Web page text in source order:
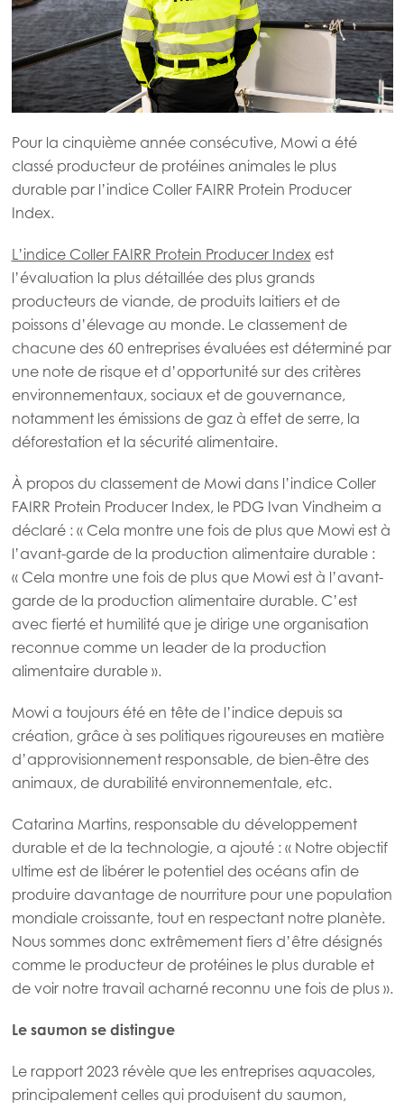
Mowi Global
Asia
Mowi China
Mowi Japan
Mowi Korea
Mowi Taiwan
Europe
Pour la cinquième année consécutive, Mowi a été
classé producteur de protéines animales le plus
durable par l’indice Coller FAIRR Protein Producer
Index.
L’indice Coller FAIRR Protein Producer Index est
l’évaluation la plus détaillée des plus grands
producteurs de viande, de produits laitiers et de
poissons d’élevage au monde. Le classement de
chacune des 60 entreprises évaluées est déterminé par
une note de risque et d’opportunité sur des critères
environnementaux, sociaux et de gouvernance,
notamment les émissions de gaz à effet de serre, la
déforestation et la sécurité alimentaire.
À propos du classement de Mowi dans l’indice Coller
FAIRR Protein Producer Index, le PDG Ivan Vindheim a
déclaré : « Cela montre une fois de plus que Mowi est à
l’avant-garde de la production alimentaire durable :
« Cela montre une fois de plus que Mowi est à l’avant-
garde de la production alimentaire durable. C’est
avec fierté et humilité que je dirige une organisation
reconnue comme un leader de la production
alimentaire durable ».
Mowi a toujours été en tête de l’indice depuis sa
création, grâce à ses politiques rigoureuses en matière
d’approvisionnement responsable, de bien-être des
animaux, de durabilité environnementale, etc.
Catarina Martins, responsable du développement
durable et de la technologie, a ajouté : « Notre objectif
ultime est de libérer le potentiel des océans afin de
produire davantage de nourriture pour une population
mondiale croissante, tout en respectant notre planète.
Nous sommes donc extrêmement fiers d’être désignés
comme le producteur de protéines le plus durable et
de voir notre travail acharné reconnu une fois de plus ».
Le saumon se distingue
Le rapport 2023 révèle que les entreprises aquacoles,
principalement celles qui produisent du saumon,